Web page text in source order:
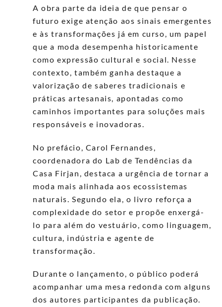
A obra parte da ideia de que pensar o
futuro exige atenção aos sinais emergentes
e às transformações já em curso, um papel
que a moda desempenha historicamente
como expressão cultural e social. Nesse
contexto, também ganha destaque a
valorização de saberes tradicionais e
práticas artesanais, apontadas como
caminhos importantes para soluções mais
responsáveis e inovadoras.
No prefácio, Carol Fernandes,
coordenadora do Lab de Tendências da
Casa Firjan, destaca a urgência de tornar a
moda mais alinhada aos ecossistemas
naturais. Segundo ela, o livro reforça a
complexidade do setor e propõe enxergá-
lo para além do vestuário, como linguagem,
cultura, indústria e agente de
transformação.
Durante o lançamento, o público poderá
acompanhar uma mesa redonda com alguns
dos autores participantes da publicação.